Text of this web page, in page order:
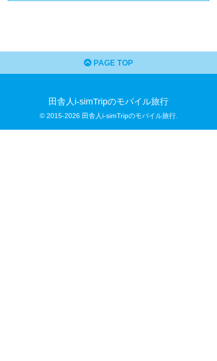
PAGE TOP
田舎人i-simTripのモバイル旅行
© 2015-2026 田舎人i-simTripのモバイル旅行.